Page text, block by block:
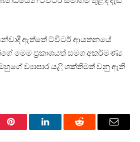
ඇත්තේ ට්විටර් ආයතනයේ
මෙම ප්‍රකාශයත් සමග අකර්මණ්‍ය
ව්‍යාපාර යළි ශක්තිමත් වනු ඇති
Pinterest LinkedInReddit Email